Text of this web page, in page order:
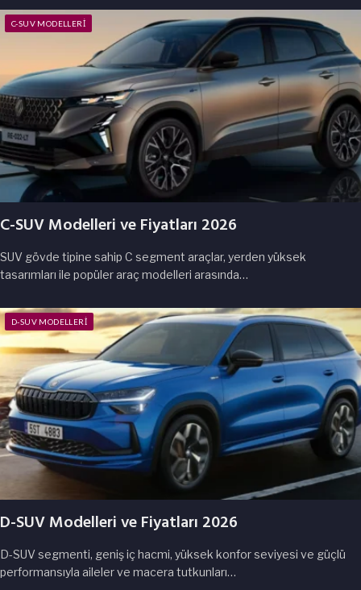
C-SUV MODELLERI
C-SUV Modelleri ve Fiyatları 2026
SUV gövde tipine sahip C segment araçlar, yerden yüksek
tasarımları ile popüler araç modelleri arasında…
D-SUV MODELLERI
D-SUV Modelleri ve Fiyatları 2026
D-SUV segmenti, geniş iç hacmi, yüksek konfor seviyesi ve güçlü
performansıyla aileler ve macera tutkunları…